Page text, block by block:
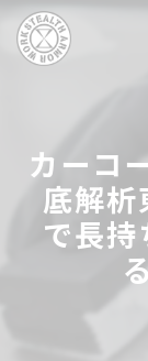
カーコ
底解析
で長持